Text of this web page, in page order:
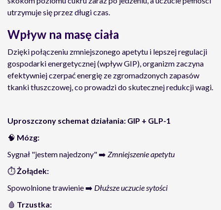
utrzymuje się przez długi czas.
Wpływ na masę ciała
Dzięki połączeniu zmniejszonego apetytu i lepszej regulacji
gospodarki energetycznej (wpływ GIP), organizm zaczyna
efektywniej czerpać energię ze zgromadzonych zapasów
tkanki tłuszczowej, co prowadzi do skutecznej redukcji wagi.
Uproszczony schemat działania: GIP + GLP-1
🧠 Mózg:
Sygnał "jestem najedzony" ➡️ Zmniejszenie apetytu
⏱️Żołądek:
Spowolnione trawienie ➡️ Dłuższe uczucie sytości
🩸 Trzustka: